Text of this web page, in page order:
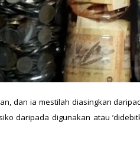
dan ia mestilah diasingkan
daripada digunakan atau